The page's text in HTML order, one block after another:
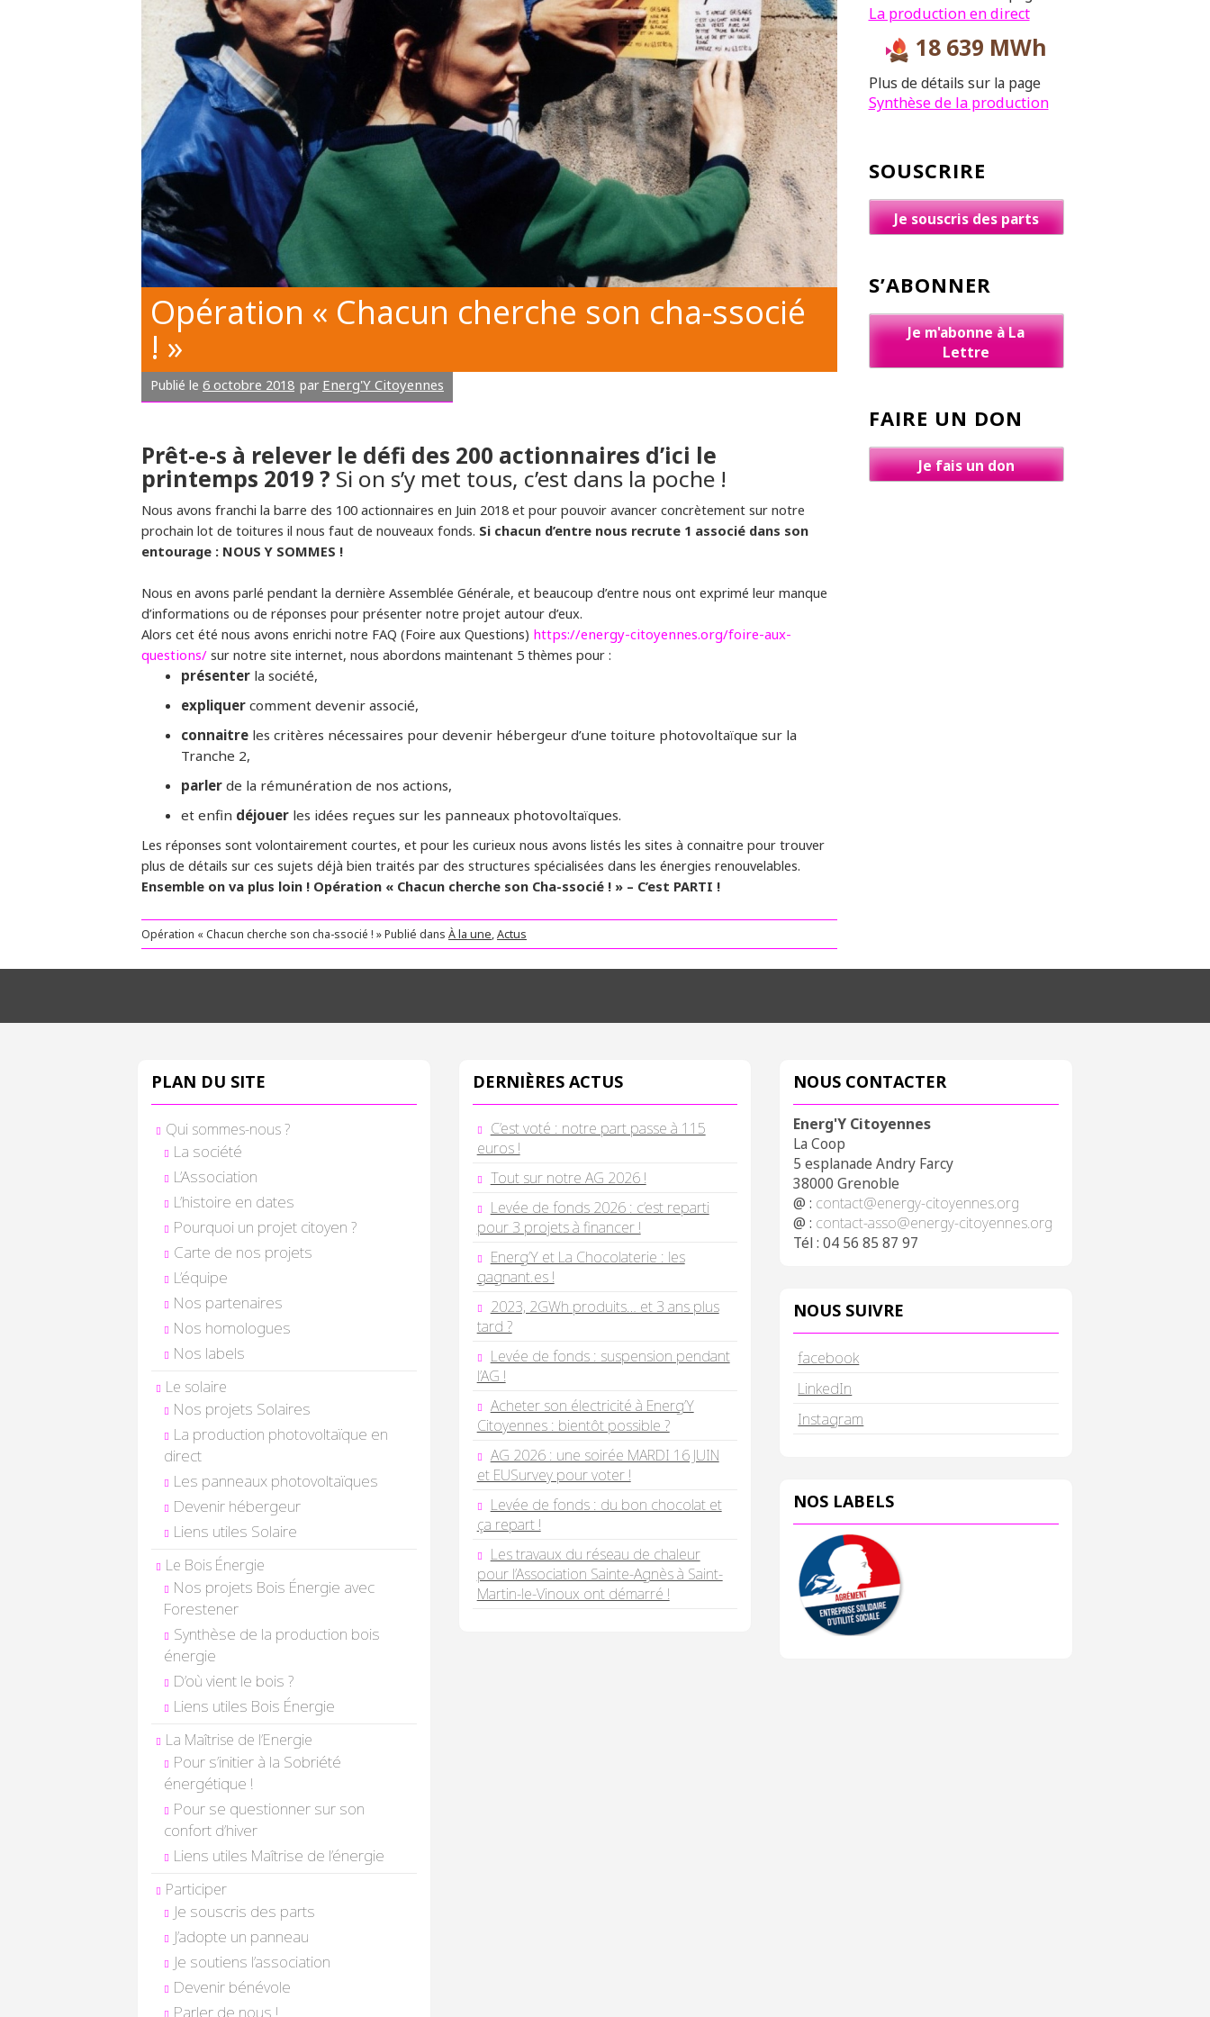
Opération « Chacun cherche son cha-ssocié
! »
Publié le 6 octobre 2018 par Energ'Y Citoyennes
Prêt-e-s à relever le défi des 200 actionnaires d’ici le
printemps 2019 ? Si on s’y met tous, c’est dans la poche !
Nous avons franchi la barre des 100 actionnaires en Juin 2018 et pour pouvoir avancer concrètement sur notre
prochain lot de toitures il nous faut de nouveaux fonds. Si chacun d’entre nous recrute 1 associé dans son
entourage : NOUS Y SOMMES !
Nous en avons parlé pendant la dernière Assemblée Générale, et beaucoup d’entre nous ont exprimé leur manque
d’informations ou de réponses pour présenter notre projet autour d’eux.
Alors cet été nous avons enrichi notre FAQ (Foire aux Questions) https://energy-citoyennes.org/foire-aux-
questions/ sur notre site internet, nous abordons maintenant 5 thèmes pour :
présenter la société,
expliquer comment devenir associé,
connaitre les critères nécessaires pour devenir hébergeur d’une toiture photovoltaïque sur la
Tranche 2,
parler de la rémunération de nos actions,
et enfin déjouer les idées reçues sur les panneaux photovoltaïques.
Les réponses sont volontairement courtes, et pour les curieux nous avons listés les sites à connaitre pour trouver
plus de détails sur ces sujets déjà bien traités par des structures spécialisées dans les énergies renouvelables.
Ensemble on va plus loin ! Opération « Chacun cherche son Cha-ssocié ! » – C’est PARTI !
Opération « Chacun cherche son cha-ssocié ! »Publié dans À la une,Actus
La production en direct
18 639 MWh
Plus de détails sur la page
Synthèse de la production
SOUSCRIRE
Je souscris des parts
S’ABONNER
Je m'abonne à La
Lettre
FAIRE UN DON
Je fais un don
PLAN DU SITE
Qui sommes-nous ?
La société
L’Association
L’histoire en dates
Pourquoi un projet citoyen ?
Carte de nos projets
L’équipe
Nos partenaires
Nos homologues
Nos labels
Le solaire
Nos projets Solaires
La production photovoltaïque en
direct
Les panneaux photovoltaïques
Devenir hébergeur
Liens utiles Solaire
Le Bois Énergie
Nos projets Bois Énergie avec
Forestener
Synthèse de la production bois
énergie
D’où vient le bois ?
Liens utiles Bois Énergie
La Maîtrise de l’Energie
Pour s’initier à la Sobriété
énergétique !
Pour se questionner sur son
confort d’hiver
Liens utiles Maîtrise de l’énergie
Participer
Je souscris des parts
J’adopte un panneau
Je soutiens l’association
Devenir bénévole
Parler de nous !
DERNIÈRES ACTUS
C’est voté : notre part passe à 115
euros !
Tout sur notre AG 2026 !
Levée de fonds 2026 : c’est reparti
pour 3 projets à financer !
Energ’Y et La Chocolaterie : les
gagnant.es !
2023, 2GWh produits… et 3 ans plus
tard ?
Levée de fonds : suspension pendant
l’AG !
Acheter son électricité à Energ’Y
Citoyennes : bientôt possible ?
AG 2026 : une soirée MARDI 16 JUIN
et EUSurvey pour voter !
Levée de fonds : du bon chocolat et
ça repart !
Les travaux du réseau de chaleur
pour l’Association Sainte-Agnès à Saint-
Martin-le-Vinoux ont démarré !
NOUS CONTACTER
Energ'Y Citoyennes
La Coop
5 esplanade Andry Farcy
38000 Grenoble
@ : contact@energy-citoyennes.org
@ : contact-asso@energy-citoyennes.org
Tél : 04 56 85 87 97
NOUS SUIVRE
facebook
LinkedIn
Instagram
NOS LABELS